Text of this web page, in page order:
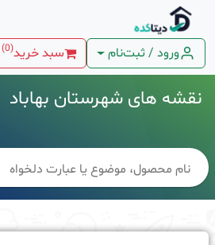
ورود / ثبت‌نام سبد خرید(
0
)
نقشه های شهرستان بهاباد